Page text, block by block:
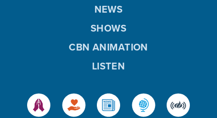
NEWS
SHOWS
CBN ANIMATION
LISTEN